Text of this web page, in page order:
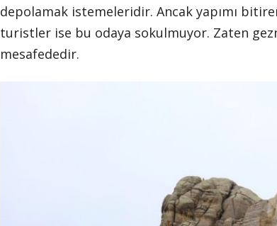
depolamak istemeleridir. Ancak yapımı
turistler ise bu odaya sokulmuyor. Zaten
mesafededir.